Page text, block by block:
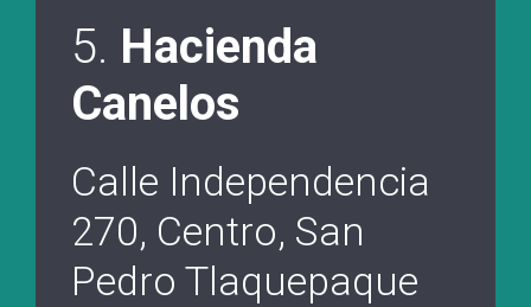
5. Hacienda
Canelos
Calle Independencia
270, Centro, San
Pedro Tlaquepaque